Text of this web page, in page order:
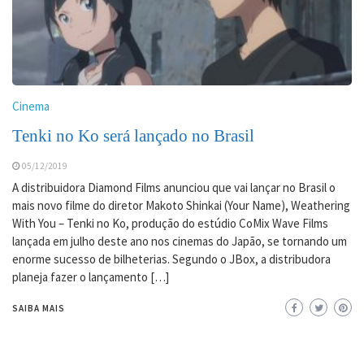
Cinema
Tenki no Ko será lançado no Brasil
05/12/2019
A distribuidora Diamond Films anunciou que vai lançar no Brasil o
mais novo filme do diretor Makoto Shinkai (Your Name), Weathering
With You – Tenki no Ko, produção do estúdio CoMix Wave Films
lançada em julho deste ano nos cinemas do Japão, se tornando um
enorme sucesso de bilheterias. Segundo o JBox, a distribudora
planeja fazer o lançamento […]
SAIBA MAIS